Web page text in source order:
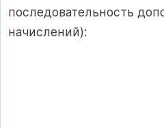
последовательность
начислений):